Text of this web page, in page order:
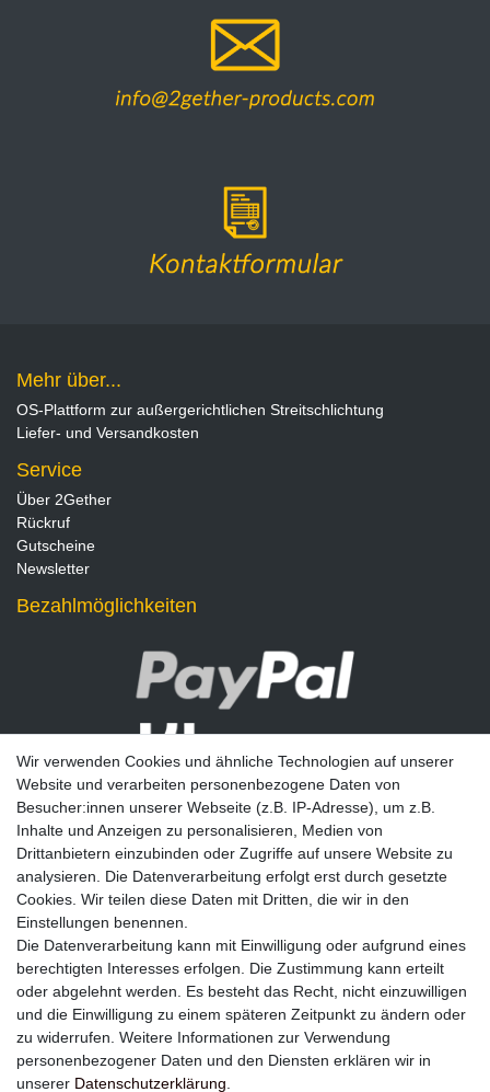
Mehr über...
OS-Plattform zur außergerichtlichen Streitschlichtung
Liefer- und Versandkosten
Service
Über 2Gether
Rückruf
Gutscheine
Newsletter
Bezahlmöglichkeiten
Newsletter
E-MAIL **
Hiermit bestätige ich, dass ich dieDaten­schutz­erklärung
gelesen habe. Meine
Einwilligung kann ich jederzeit widerrufen.**
Abonnieren
Wir verwenden Cookies und ähnliche Technologien auf unserer
Website und verarbeiten personenbezogene Daten von
Besucher:innen unserer Webseite (z.B. IP-Adresse), um z.B.
Inhalte und Anzeigen zu personalisieren, Medien von
Drittanbietern einzubinden oder Zugriffe auf unsere Website zu
analysieren. Die Datenverarbeitung erfolgt erst durch gesetzte
Cookies. Wir teilen diese Daten mit Dritten, die wir in den
Einstellungen benennen.
Die Datenverarbeitung kann mit Einwilligung oder aufgrund eines
berechtigten Interesses erfolgen. Die Zustimmung kann erteilt
oder abgelehnt werden. Es besteht das Recht, nicht einzuwilligen
und die Einwilligung zu einem späteren Zeitpunkt zu ändern oder
zu widerrufen. Weitere Informationen zur Verwendung
personenbezogener Daten und den Diensten erklären wir in
unserer Daten­schutz­erklärung